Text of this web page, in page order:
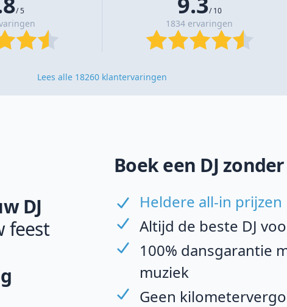
/ 5 / 10
1834 ervaringen
Lees alle 18260 klantervaringen
DJ
feest
Boek een DJ
Heldere all-in prijzen
Altijd de beste DJ
100% dansgarantie
muziek
Geen